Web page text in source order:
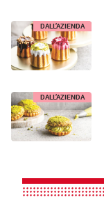
DALL’AZIENDA
DALL’AZIENDA